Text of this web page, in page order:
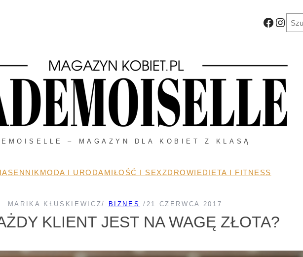
– MAGAZYN DLA KOBIET Z KLASĄ
SENNIK MODA I URODAMIŁOŚĆ I SEXZDROWIEDIETA I FITNESS
MARIKA KŁUSKIEWICZ/ BIZNES / 21 CZERWCA 2017
KLIENT JEST NA WAGĘ ZŁOTA?